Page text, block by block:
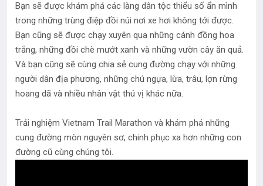
Bạn sẽ được khám phá các làng dân tộc thiểu số ẩn mình
trong những trùng điệp đồi núi nơi xe hơi không tới được.
Bạn cũng sẽ được chạy xuyên qua những cánh đồng hoa
trắng, những đồi chè mướt xanh và những vườn cây ăn quả.
Và bạn cũng sẽ cùng chia sẻ cung đường chạy với những
người dân địa phương, những chú ngựa, lừa, trâu, lợn rừng
hoang dã và nhiều nhân vật thú vị khác nữa.
Trải nghiệm Vietnam Trail Marathon và khám phá những
cung đường mòn nguyên sơ, chinh phục xa hơn những con
đường cũ cùng chúng tôi.